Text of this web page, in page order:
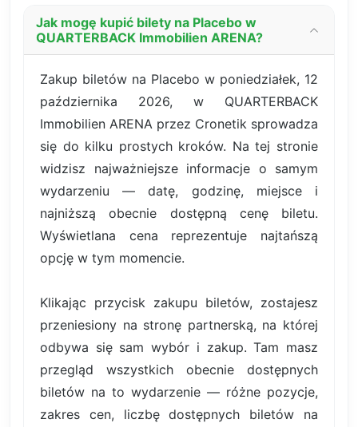
Jak mogę kupić bilety na Placebo w
QUARTERBACK Immobilien ARENA?
Zakup biletów na Placebo w poniedziałek, 12
października 2026, w QUARTERBACK
Immobilien ARENA przez Cronetik sprowadza
się do kilku prostych kroków. Na tej stronie
widzisz najważniejsze informacje o samym
wydarzeniu — datę, godzinę, miejsce i
najniższą obecnie dostępną cenę biletu.
Wyświetlana cena reprezentuje najtańszą
opcję w tym momencie.
Klikając przycisk zakupu biletów, zostajesz
przeniesiony na stronę partnerską, na której
odbywa się sam wybór i zakup. Tam masz
przegląd wszystkich obecnie dostępnych
biletów na to wydarzenie — różne pozycje,
zakres cen, liczbę dostępnych biletów na